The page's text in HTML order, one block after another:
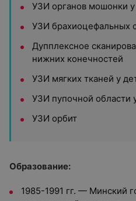
УЗИ органов мошонки
УЗИ брахиоцефальных
Дупплексное
нижних конечностей
УЗИ мягких тканей у
УЗИ пупочной области
УЗИ орбит
Образование:
1985-1991 гг. — Минский